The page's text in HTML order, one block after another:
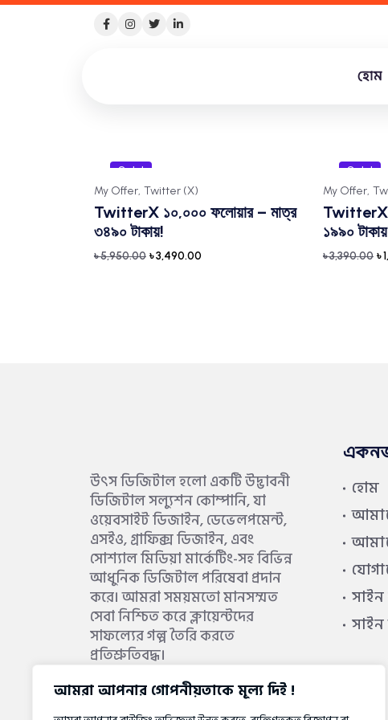
আমরা আপনার গোপনীয়তাকে মূল্য দিই !
হোম
Sale!
My Offer, Twitter (X)
TwitterX ১০,০০০ ফলোয়ার – মাত্র
৩৪৯০ টাকায়!
৳5,950.00 ৳3,490.00
Sale!
My Offer,
TwitterX
১৯৯০
৳3,390.00 ৳
উৎস ডিজিটাল হলো একটি উদ্ভাবনী
ডিজিটাল সল্যুশন কোম্পানি, যা
ওয়েবসাইট ডিজাইন, ডেভেলপমেন্ট,
এসইও, গ্রাফিক্স ডিজাইন, এবং
সোশ্যাল মিডিয়া মার্কেটিং-সহ বিভিন্ন
আধুনিক ডিজিটাল পরিষেবা প্রদান
করে। আমরা সময়মতো মানসম্মত
সেবা নিশ্চিত করে ক্লায়েন্টদের
সাফল্যের গল্প তৈরি করতে
প্রতিশ্রুতিবদ্ধ।
আরও জানুন
হোম